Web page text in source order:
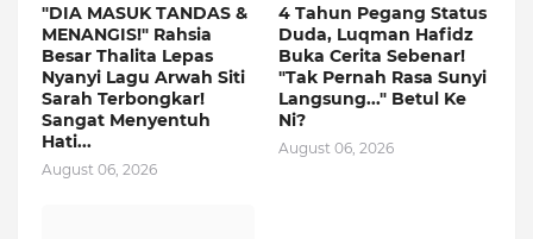
"DIA MASUK TANDAS &
MENANGIS!" Rahsia
Besar Thalita Lepas
Nyanyi Lagu Arwah Siti
Sarah Terbongkar!
Sangat Menyentuh
Hati...
August 06, 2026
4 Tahun Pegang Status
Duda, Luqman Hafidz
Buka Cerita Sebenar!
"Tak Pernah Rasa Sunyi
Langsung..." Betul Ke
Ni?
August 06, 2026